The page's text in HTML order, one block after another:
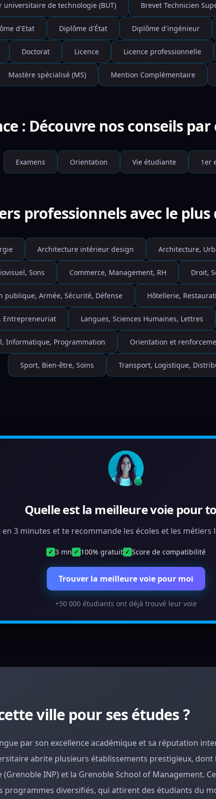
universitaire de technologie (BUT) Brevet Technicien
d'Etat Diplôme d'État Diplôme d'ingénieur
Doctorat Licence Licence professionnelle
Mastère spécialisé (MS) Mention Complémentaire
: Découvre nos conseils
Examens Orientation Vie étudiante 1er
professionnels avec le plus
Architecture intérieur design Architecture,
Sons Commerce, Management, RH Droit,
publique, Armée, Sécurité, Défense Hôtellerie,
Entrepreneuriat Langues, Sciences Humaines, Lettres
Informatique, Programmation Orientation et
Sport, Bien-être, Soins Transport, Logistique,
Quelle est la meilleure voie pour
3 minutes et te recommande les écoles et les métiers
✓ 3 mn ✓ 100% gratuit ✓ Score de compatibilité
Trouver la meilleure voie pour moi
+50 000 étudiants ont déjà trouvé leur voie
ville pour ses études ?
par son excellence académique et sa réputation
abrite plusieurs établissements prestigieux, dont
INP) et la Grenoble School of Management.
programmes diversifiés, qui attirent des étudiants du